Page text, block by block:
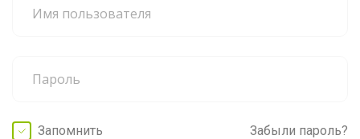
Запомнить Забыли пароль?